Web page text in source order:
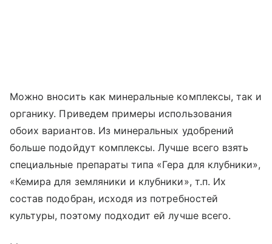
Можно вносить как минеральные комплексы, так и
органику. Приведем примеры использования
обоих вариантов. Из минеральных удобрений
больше подойдут комплексы. Лучше всего взять
специальные препараты типа «Гера для клубники»,
«Кемира для земляники и клубники», т.п. Их
состав подобран, исходя из потребностей
культуры, поэтому подходит ей лучше всего.